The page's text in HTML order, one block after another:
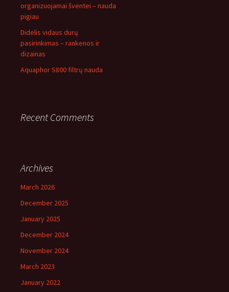
organizuojamai šventei – nauda
pigiau
Didelis vidaus durų
pasirinkimas – rankenos ir
dizainas
Aquaphor S800 filtrų nauda
Recent Comments
Archives
March 2026
December 2025
January 2025
December 2024
November 2024
March 2023
January 2022